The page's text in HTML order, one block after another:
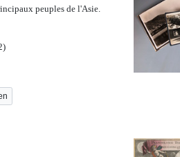
peuples de l'Asie.